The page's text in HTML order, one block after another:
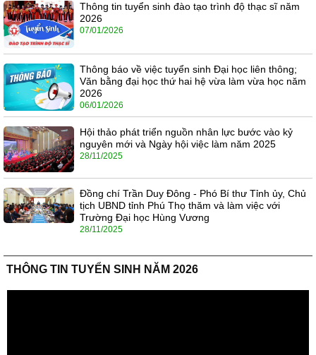
Thông tin tuyển sinh đào tạo trình độ thạc sĩ năm
2026
07/01/2026
Thông báo về việc tuyển sinh Đại học liên thông;
Văn bằng đại học thứ hai hệ vừa làm vừa học năm
2026
06/01/2026
Hội thảo phát triển nguồn nhân lực bước vào kỷ
nguyên mới và Ngày hội việc làm năm 2025
28/11/2025
Đồng chí Trần Duy Đông - Phó Bí thư Tỉnh ủy, Chủ
tịch UBND tỉnh Phú Thọ thăm và làm việc với
Trường Đại học Hùng Vương
28/11/2025
THÔNG TIN TUYỂN SINH NĂM 2026